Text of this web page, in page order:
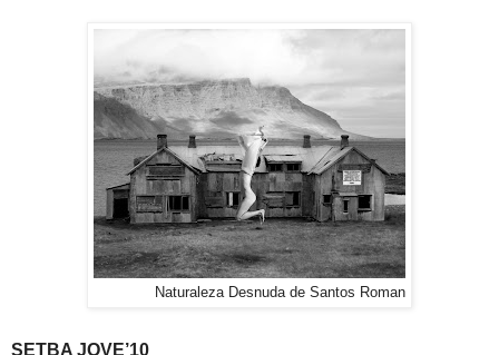
Naturaleza Desnuda de Santos Roman
SETBA JOVE’10